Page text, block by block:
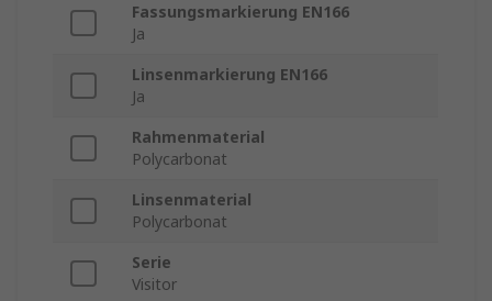
Fassungsmarkierung EN166
Ja
Linsenmarkierung EN166
Ja
Rahmenmaterial
Polycarbonat
Linsenmaterial
Polycarbonat
Serie
Visitor